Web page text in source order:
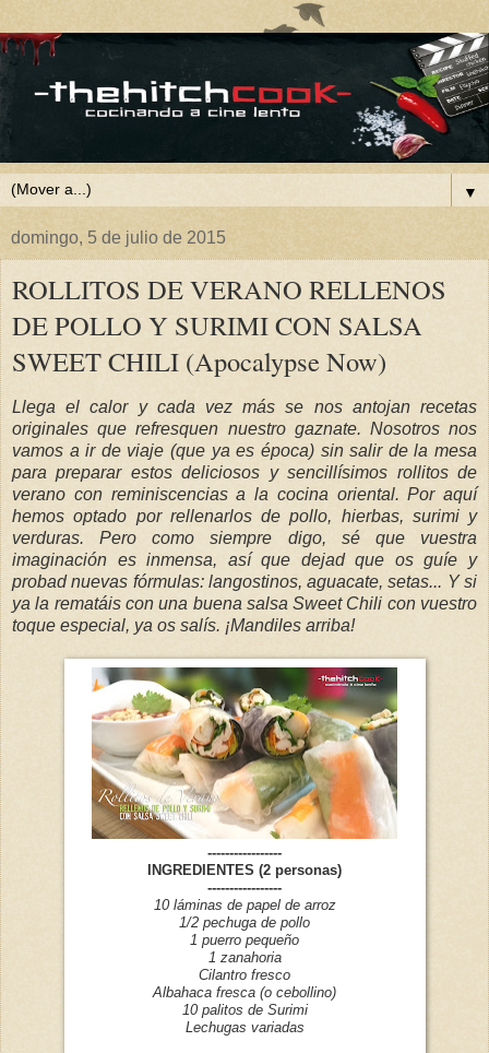
▼
domingo, 5 de julio de 2015
ROLLITOS DE VERANO RELLENOS
DE POLLO Y SURIMI CON SALSA
SWEET CHILI (Apocalypse Now)
Llega el calor y cada vez más se nos antojan recetas
originales que refresquen nuestro gaznate. Nosotros nos
vamos a ir de viaje (que ya es época) sin salir de la mesa
para preparar estos deliciosos y sencillísimos rollitos de
verano con reminiscencias a la cocina oriental. Por aquí
hemos optado por rellenarlos de pollo, hierbas, surimi y
verduras. Pero como siempre digo, sé que vuestra
imaginación es inmensa, así que dejad que os guíe y
probad nuevas fórmulas: langostinos, aguacate, setas... Y si
ya la rematáis con una buena salsa Sweet Chili con vuestro
toque especial, ya os salís. ¡Mandiles arriba!
-----------------
INGREDIENTES (2 personas)
-----------------
10 láminas de papel de arroz
1/2 pechuga de pollo
1 puerro pequeño
1 zanahoria
Cilantro fresco
Albahaca fresca (o cebollino)
10 palitos de Surimi
Lechugas variadas